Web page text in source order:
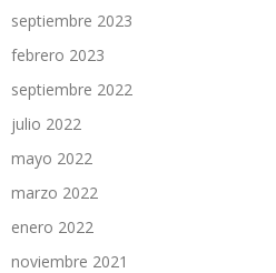
septiembre 2023
febrero 2023
septiembre 2022
julio 2022
mayo 2022
marzo 2022
enero 2022
noviembre 2021